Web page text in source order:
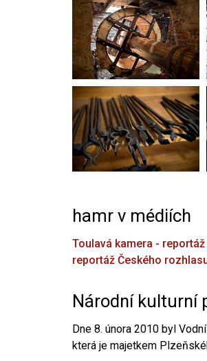
hamr v médiích
Toulavá kamera -
reportáž Českého
Národní kulturní
Dne 8. února 2010 byl
která je majetkem